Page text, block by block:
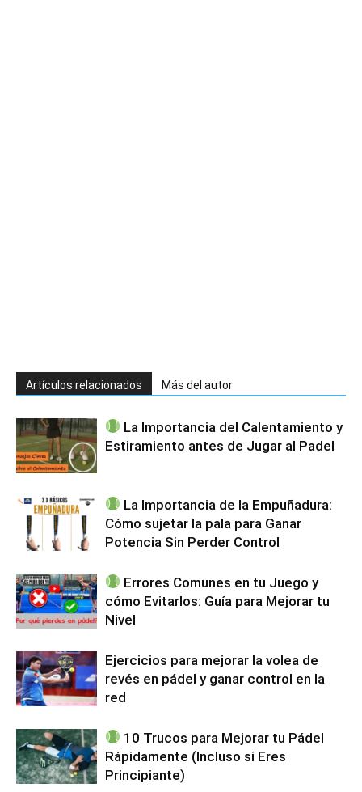
Artículos relacionados Más del autor
La Importancia del Calentamiento y
Estiramiento antes de Jugar al Padel
La Importancia de la Empuñadura:
Cómo sujetar la pala para Ganar
Potencia Sin Perder Control
Errores Comunes en tu Juego y
cómo Evitarlos: Guía para Mejorar tu
Nivel
Ejercicios para mejorar la volea de
revés en pádel y ganar control en la
red
10 Trucos para Mejorar tu Pádel
Rápidamente (Incluso si Eres
Principiante)